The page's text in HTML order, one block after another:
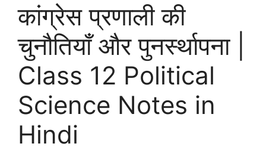
कांग्रेस प्रणाली की
चुनौतियाँ और पुनर्स्थापना |
Class 12 Political
Science Notes in
Hindi